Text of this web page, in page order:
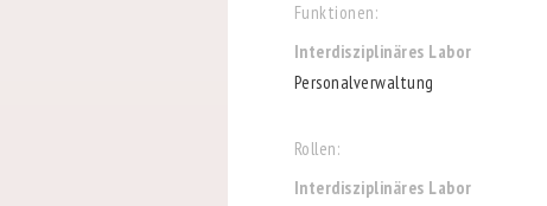
Funktionen:
Interdisziplinäres Labor
Personalverwaltung
Rollen:
Interdisziplinäres Labor